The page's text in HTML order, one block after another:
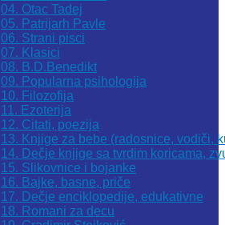
04. Otac Tadej
05. Patrijarh Pavle
06. Strani pisci
07. Klasici
08. B.D.Benedikt
09. Popularna psihologija
10. Filozofija
11. Ezoterija
12. Citati, poezija
13. Knjige za bebe (radosnice, vodiči,
14. Dečje knjige sa tvrdim koricama,
15. Slikovnice i bojanke
16. Bajke, basne, priče
17. Dečje enciklopedije, edukativne
18. Romani za decu